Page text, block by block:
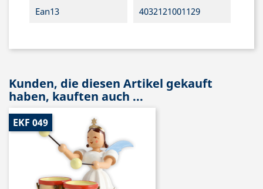
Ean13
4032121001129
Kunden, die diesen Artikel gekauft
haben, kauften auch ...
EKF 049